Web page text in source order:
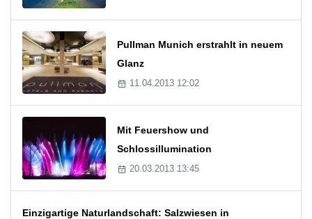
Pullman Munich erstrahlt in neuem
Glanz
11.04.2013 12:02
Mit Feuershow und
Schlossillumination
20.03.2013 13:45
Einzigartige Naturlandschaft: Salzwiesen in